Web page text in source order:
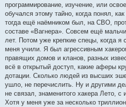
программирование, изучение, или
обучался этому тайно, когда понял,
тогда ещё наёмником был, на СВО,
составе «Вагнера». Совсем ещё
лет. Потом уже крепкие спецы, когда я
меня учили. Я был агрессивным
правящих домов и кланов, разных
всё в открытый доступ, какие аферы
дотации. Сколько людей из высших
ушло, не перечислить. Ну и другими
не связал, знаменитого хакера Лето,
Хотя у меня уже за несколько